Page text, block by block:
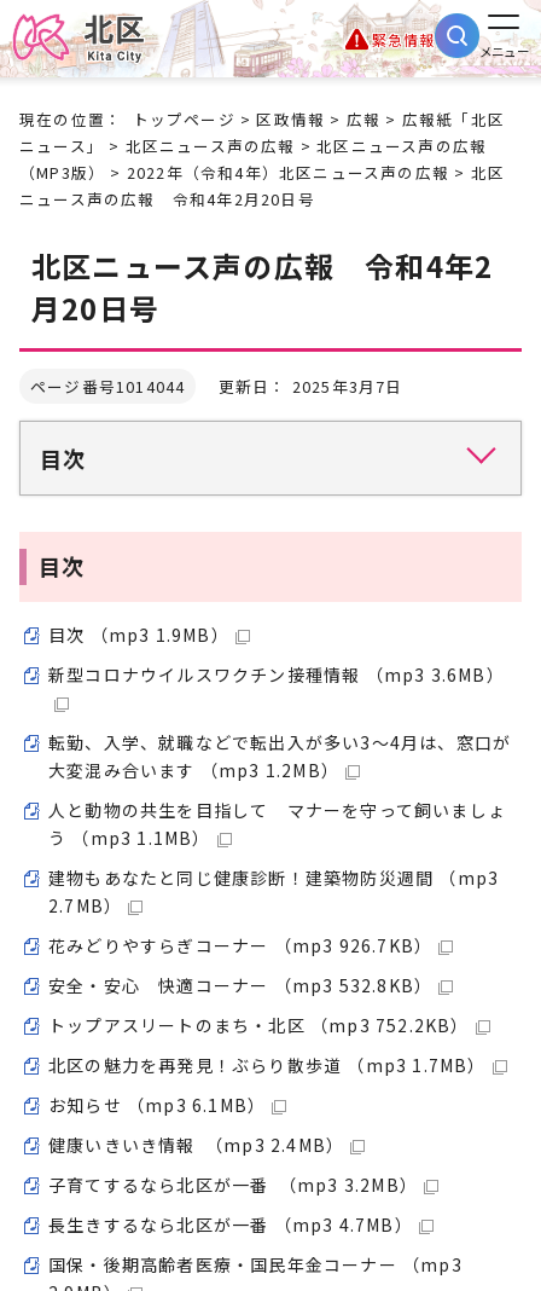
緊急情報
メニュー
現在の位置： トップページ >区政情報 > 広報 > 広報紙「北区
ニュース」
> 北区ニュース声の広報 >北区ニュース声の広報
（MP3版）
> 2022年（令和4年）北区ニュース声の広報 > 北区
ニュース声の広報 令和4年2月20日号
北区ニュース声の広報 令和4年2
月20日号
ページ番号1014044 更新日： 2025年3月7日
目次
目次
目次 （mp3 1.9MB）
新型コロナウイルスワクチン接種情報 （mp3 3.6MB）
転勤、入学、就職などで転出入が多い3～4月は、窓口が
大変混み合います （mp3 1.2MB）
人と動物の共生を目指して マナーを守って飼いましょ
う （mp3 1.1MB）
建物もあなたと同じ健康診断！建築物防災週間 （mp3
2.7MB）
花みどりやすらぎコーナー （mp3 926.7KB）
安全・安心 快適コーナー （mp3 532.8KB）
トップアスリートのまち・北区 （mp3 752.2KB）
北区の魅力を再発見！ぶらり散歩道 （mp3 1.7MB）
お知らせ （mp3 6.1MB）
健康いきいき情報 （mp3 2.4MB）
子育てするなら北区が一番 （mp3 3.2MB）
長生きするなら北区が一番 （mp3 4.7MB）
国保・後期高齢者医療・国民年金コーナー （mp3